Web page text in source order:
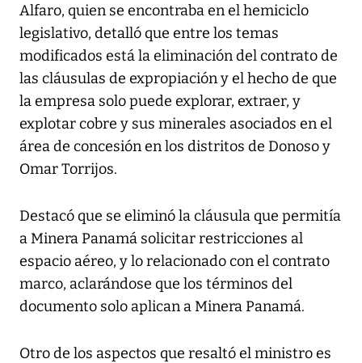
Alfaro, quien se encontraba en el hemiciclo
legislativo, detalló que entre los temas
modificados está la eliminación del contrato de
las cláusulas de expropiación y el hecho de que
la empresa solo puede explorar, extraer, y
explotar cobre y sus minerales asociados en el
área de concesión en los distritos de Donoso y
Omar Torrijos.
Destacó que se eliminó la cláusula que permitía
a Minera Panamá solicitar restricciones al
espacio aéreo, y lo relacionado con el contrato
marco, aclarándose que los términos del
documento solo aplican a Minera Panamá.
Otro de los aspectos que resaltó el ministro es